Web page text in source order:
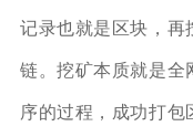
记录也就是区块，再
链。挖矿本质就是全
序的过程，成功打